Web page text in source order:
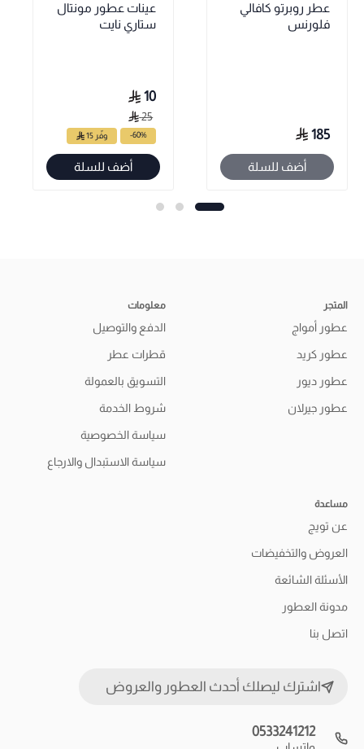
عطر روبرتو كافالي
فلورنس
185
أضف للسلة
عينات عطور مونتال
ستاري نايت
10
25
-60% وفّر 15
أضف للسلة
المتجر
عطور أمواج
عطور كريد
عطور ديور
عطور جيرلان
معلومات
الدفع والتوصيل
قطرات عطر
التسويق بالعمولة
شروط الخدمة
سياسة الخصوصية
سياسة الاستبدال والارجاع
مساعدة
عن تويج
العروض والتخفيضات
الأسئلة الشائعة
مدونة العطور
اتصل بنا
اشترك ليصلك أحدث العطور والعروض
0533241212